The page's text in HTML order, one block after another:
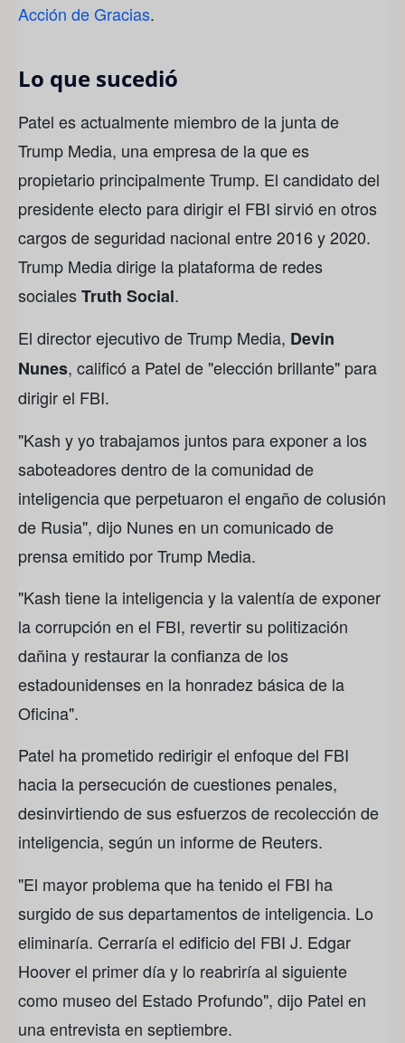
Acción de Gracias.
Lo que sucedió
Patel es actualmente miembro de la junta de
Trump Media, una empresa de la que es
propietario principalmente Trump. El candidato del
presidente electo para dirigir el FBI sirvió en otros
cargos de seguridad nacional entre 2016 y 2020.
Trump Media dirige la plataforma de redes
socialesTruth Social.
El director ejecutivo de Trump Media, Devin
Nunes, calificó a Patel de "elección brillante" para
dirigir el FBI.
"Kash y yo trabajamos juntos para exponer a los
saboteadores dentro de la comunidad de
inteligencia que perpetuaron el engaño de colusión
de Rusia", dijo Nunes en un comunicado de
prensa emitido por Trump Media.
"Kash tiene la inteligencia y la valentía de exponer
la corrupción en el FBI, revertir su politización
dañina y restaurar la confianza de los
estadounidenses en la honradez básica de la
Oficina".
Patel ha prometido redirigir el enfoque del FBI
hacia la persecución de cuestiones penales,
desinvirtiendo de sus esfuerzos de recolección de
inteligencia, según un informe de Reuters.
"El mayor problema que ha tenido el FBI ha
surgido de sus departamentos de inteligencia. Lo
eliminaría. Cerraría el edificio del FBI J. Edgar
Hoover el primer día y lo reabriría al siguiente
como museo del Estado Profundo", dijo Patel en
una entrevista en septiembre.